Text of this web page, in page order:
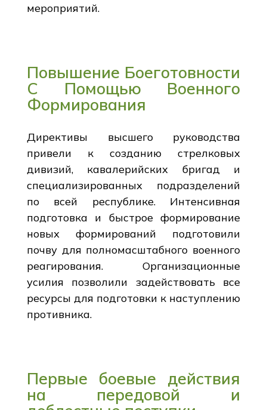
мероприятий.
Повышение Боеготовности
С Помощью Военного
Формирования
Директивы высшего руководства
привели к созданию стрелковых
дивизий, кавалерийских бригад и
специализированных подразделений
по всей республике. Интенсивная
подготовка и быстрое формирование
новых формирований подготовили
почву для полномасштабного военного
реагирования. Организационные
усилия позволили задействовать все
ресурсы для подготовки к наступлению
противника.
Первые боевые действия
на передовой и